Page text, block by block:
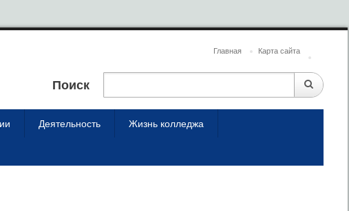
Главная Карта сайта
Поиск
Деятельность Жизнь колледжа